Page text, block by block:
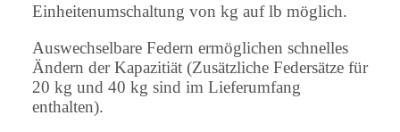
Einheitenumschaltung von kg auf lb möglich.
Auswechselbare Federn ermöglichen schnelles
Ändern der Kapazitiät (Zusätzliche Federsätze für
20 kg und 40 kg sind im Lieferumfang
enthalten).